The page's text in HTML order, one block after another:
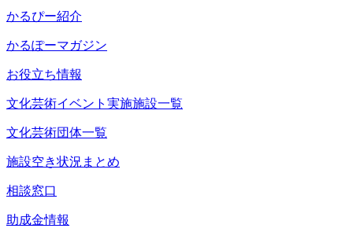
かるぴー紹介
かるぽーマガジン
お役立ち情報
文化芸術イベント実施施設一覧
文化芸術団体一覧
施設空き状況まとめ
相談窓口
助成金情報